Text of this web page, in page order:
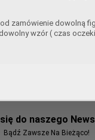
zamówienie dowolną
wzór ( czas
do naszego
Bądź Zawsze Na Bieżąco!